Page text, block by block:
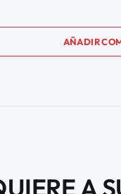
AÑADIR
A